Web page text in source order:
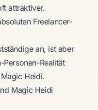
attraktiver.
Freelancer-
an, ist aber
Realität
Heidi.
Magic Heidi